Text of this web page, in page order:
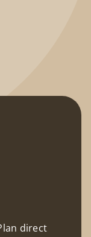
direct